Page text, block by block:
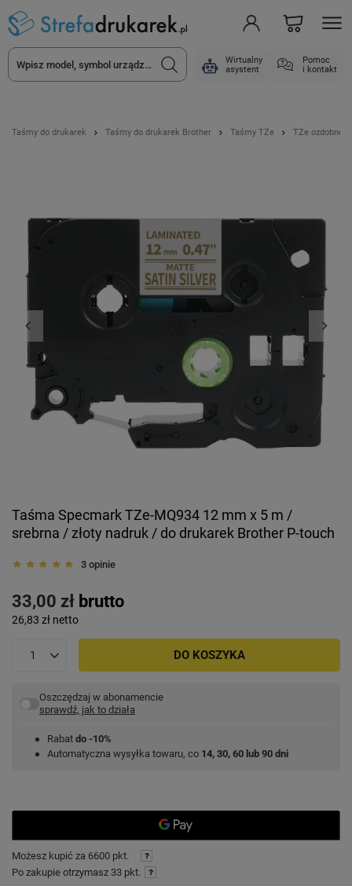
Wirtualny
asystent
Pomoc
i kontakt
Taśmy do drukarek Taśmy do drukarek Brother Taśmy TZe TZe ozdobne
Taśma Specmark TZe-MQ934 12 mm x 5 m /
srebrna / złoty nadruk / do drukarek Brother P-touch
3 opinie
33,00 zł brutto
26,83 zł netto
DO KOSZYKA
Oszczędzaj w abonamencie
sprawdź, jak to działa
Rabat do -10%
Automatyczna wysyłka towaru, co 14, 30, 60 lub 90 dni
Możesz kupić za 6600 pkt.
Po zakupie otrzymasz 33 pkt.